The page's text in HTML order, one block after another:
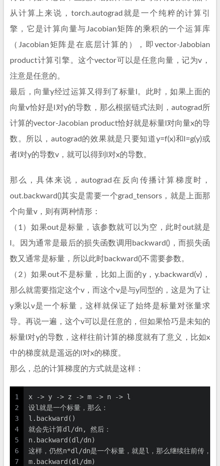
从计算上来说，torch.autograd就是一个纯粹的计算引
擎，它是计算向量与Jacobian矩阵的乘积的一个运算库
（Jacobian矩阵是在底层计算的），即vector-Jabobian
product计算引擎。这个vector可以是任意向量，记为v，
注意是任意的。
最后，向量y经过运算又得到了标量l。此时，如果上面的
向量v恰好是l对y的导数，那么根据链式法则，autograd所
计算的vector-Jacobian product恰好就是标量l对向量x的导
数。所以，autograd的效果就是只要知道y=f(x)和l=g(y)或
者l对y的导数v，就可以得到l对x的导数。
那么，具体来说，autograd在反向传播计算梯度时，
out.backward()其实是需要一个grad_tensors，就是上面那
个向量v，则有两种情形：
（1）如果out是标量，该参数就可以为空，此时out就是
l。因为通常是最后的损失函数调用backward()，而损失函
数又通常是标量，所以此时backward()不需要参数。
（2）如果out不是标量，比如上面的y，y.backward(v)，
那么就需要指定这个v，而这个v是与y同型的，这是为了让
y乘以v是一个标量，这样就保证了始终是标量对张量求
导。再说一遍，这个v可以是任意的，但如果恰巧是未知的
标量l对y的导数，这样往前计算的梯度就有了意义，比如x
中的梯度就是遥远的l对x的梯度。
那么，总的计算梯度的方式就是这样：
1
2
3
4
5
6
7
x -> y -> z -> m -> n -> l
设l就是一个标量，那么：
l.backward()
就会先计算dl/dn, 然后：
n.backward(dl/dn)
这样，仍然n*dl/dn是一个标量，就是l，那么继续往前传，
m.backward(dl/dm)